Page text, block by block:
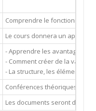
Comprendre le
Le cours donnera un aperçu
- Apprendre les avantages et
- Comment créer de la valeur
- La structure, les éléments
Conférences théoriques et
Les documents seront